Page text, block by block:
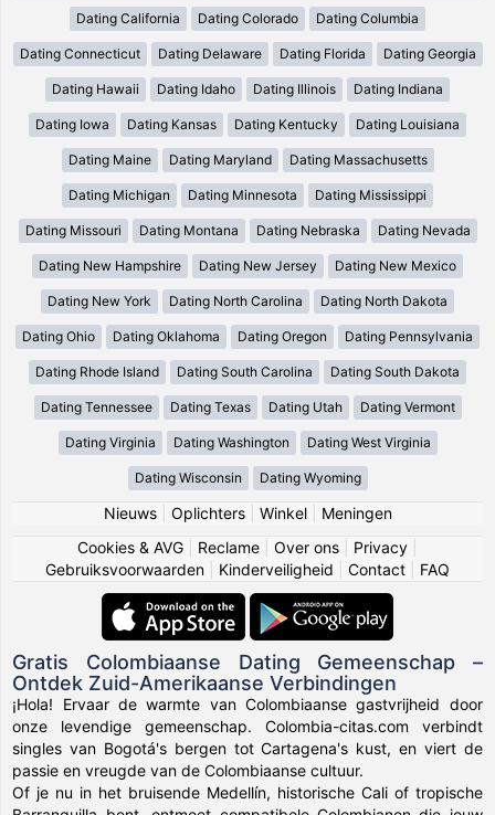
Dating California Dating Colorado Dating Columbia
Dating Connecticut Dating Delaware Dating Florida Dating Georgia
Dating Hawaii Dating Idaho Dating Illinois Dating Indiana
Dating Iowa Dating Kansas Dating Kentucky Dating Louisiana
Dating Maine Dating Maryland Dating Massachusetts
Dating Michigan Dating Minnesota Dating Mississippi
Dating Missouri Dating Montana Dating Nebraska Dating Nevada
Dating New Hampshire Dating New Jersey Dating New Mexico
Dating New York Dating North Carolina Dating North Dakota
Dating Ohio Dating Oklahoma Dating Oregon Dating Pennsylvania
Dating Rhode Island Dating South Carolina Dating South Dakota
Dating Tennessee Dating Texas Dating Utah Dating Vermont
Dating Virginia Dating Washington Dating West Virginia
Dating Wisconsin Dating Wyoming
Nieuws| Oplichters| Winkel| Meningen
Cookies & AVG
Reclame Over ons Privacy
Gebruiksvoorwaarden
Kinderveiligheid Contact FAQ
Gratis Colombiaanse Dating Gemeenschap –
Ontdek Zuid-Amerikaanse Verbindingen
¡Hola! Ervaar de warmte van Colombiaanse gastvrijheid door
onze levendige gemeenschap. Colombia-citas.com verbindt
singles van Bogotá's bergen tot Cartagena's kust, en viert de
passie en vreugde van de Colombiaanse cultuur.
Of je nu in het bruisende Medellín, historische Cali of tropische